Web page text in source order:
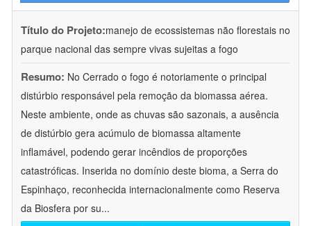
Título do Projeto:manejo de ecossistemas não florestais no
parque nacional das sempre vivas sujeitas a fogo
Resumo: No Cerrado o fogo é notoriamente o principal
distúrbio responsável pela remoção da biomassa aérea.
Neste ambiente, onde as chuvas são sazonais, a ausência
de distúrbio gera acúmulo de biomassa altamente
inflamável, podendo gerar incêndios de proporções
catastróficas. Inserida no domínio deste bioma, a Serra do
Espinhaço, reconhecida internacionalmente como Reserva
da Biosfera por su...